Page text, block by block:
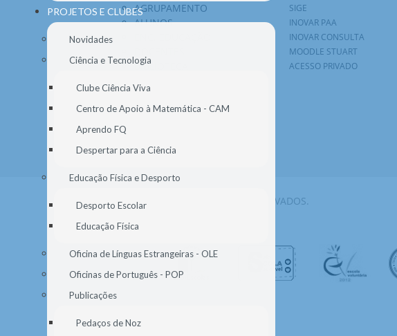
PROJETOS E CLUBES
Novidades
Ciência e Tecnologia
Clube Ciência Viva
Centro de Apoio à Matemática - CAM
Aprendo FQ
Despertar para a Ciência
Educação Física e Desporto
Desporto Escolar
Educação Física
Oficina de Línguas Estrangeiras - OLE
Oficinas de Português - POP
Publicações
Pedaços de Noz
AGRUPAMENTO
ALUNOS
BIBLIOTECA
DOCUMENTOS
NOTÍCIAS
SIGE
INOVAR PAA
INOVAR CONSULTA
MOODLE STUART
ACESSO PRIVADO
© 2026 AGEM. TODOS OS DIREITOS RESERVADOS.